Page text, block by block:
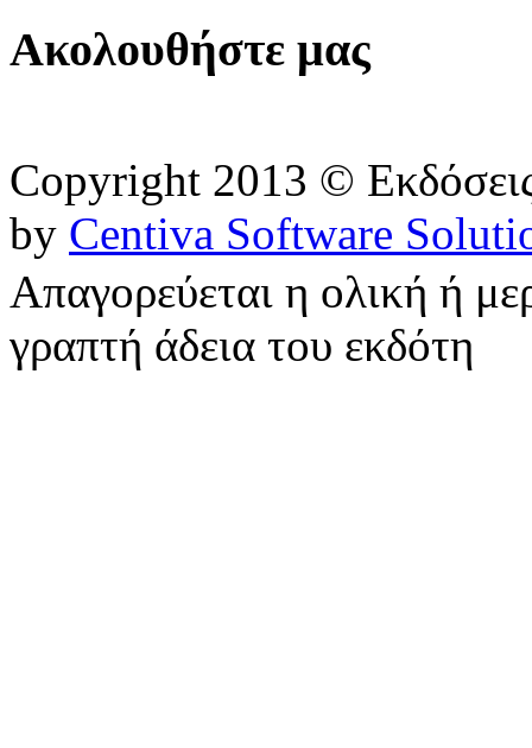
Ακολουθήστε μας
Copyright 2013 ©
by Centiva Software
Απαγορεύεται η ολική ή
γραπτή άδεια του εκδότη